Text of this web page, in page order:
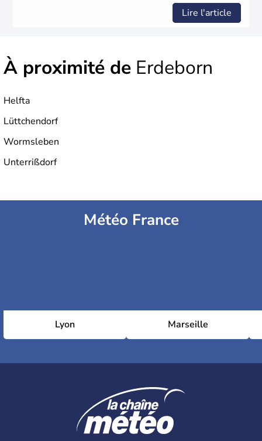
Lire l'article
À proximité de Erdeborn
Helfta
Lüttchendorf
Wormsleben
Unterrißdorf
Météo France
Lyon Marseille